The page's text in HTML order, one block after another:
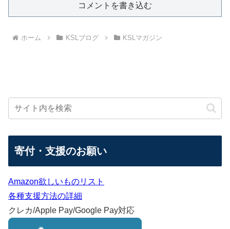
コメントを書き込む
ホーム KSLブログ KSLマガジン
寄付・支援のお願い
Amazon欲しいものリスト
各種支援方法の詳細
クレカ/Apple Pay/Google Pay対応